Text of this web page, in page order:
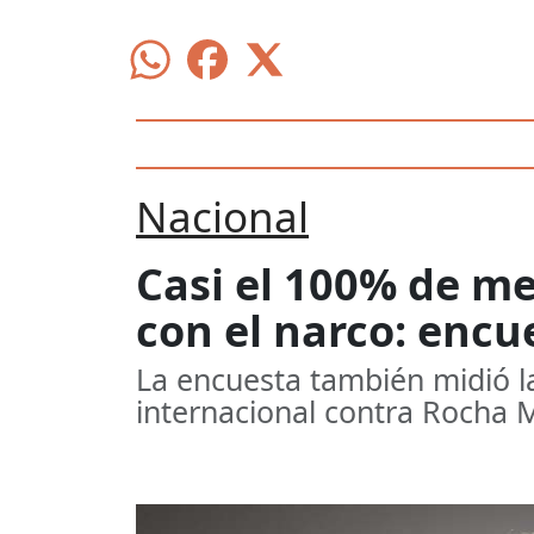
Nacional
Casi el 100% de
con el narco:
La encuesta también midió
internacional contra Rocha